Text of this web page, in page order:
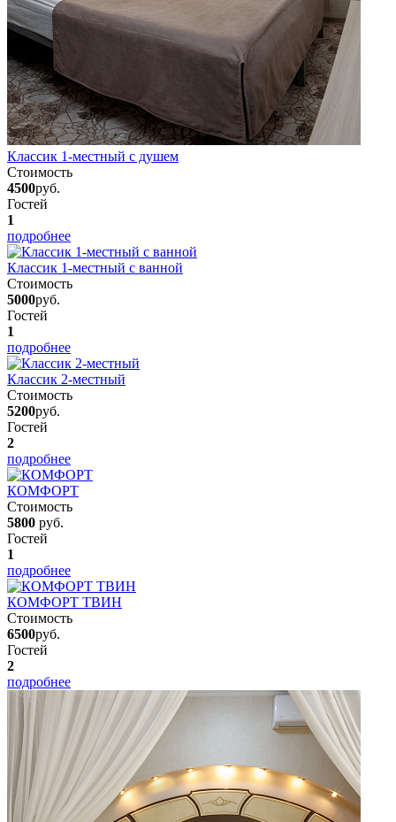
Классик 1-местный с душем
Стоимость
4500руб.
Гостей
1
подробнее
Классик 1-местный с ванной
Стоимость
5000руб.
Гостей
1
подробнее
Классик 2-местный
Стоимость
5200руб.
Гостей
2
подробнее
КОМФОРТ
Стоимость
5800 руб.
Гостей
1
подробнее
КОМФОРТ ТВИН
Стоимость
6500руб.
Гостей
2
подробнее